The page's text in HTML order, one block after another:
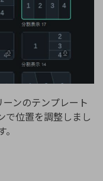
ンのテンプレート
で位置を調整しまし